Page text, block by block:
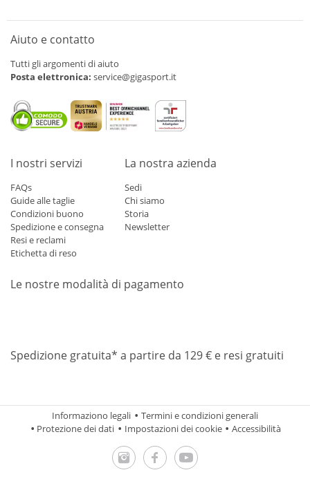
Aiuto e contatto
Tutti gli argomenti di aiuto
Posta elettronica: service@gigasport.it
I nostri servizi
FAQs
Guide alle taglie
Condizioni buono
Spedizione e consegna
Resi e reclami
Etichetta di reso
La nostra azienda
Sedi
Chi siamo
Storia
Newsletter
Le nostre modalità di pagamento
Spedizione gratuita* a partire da 129 € e resi gratuiti
Informaziono legali
Termini e condizioni generali
Protezione dei dati
Impostazioni dei cookie Accessibilità